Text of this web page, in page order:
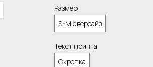
Размер
S-M оверсайз
Текст принта
Скрепка